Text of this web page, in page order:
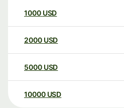
1000 USD
2000 USD
5000 USD
10000 USD